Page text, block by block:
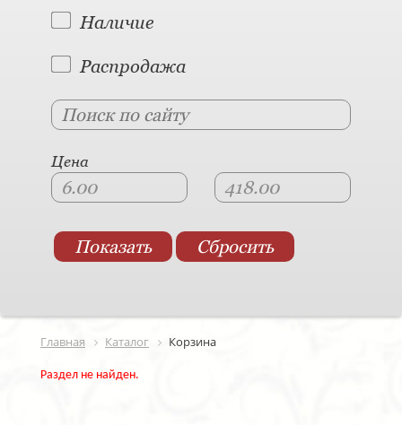
Наличие
Распродажа
Цена
Главная Каталог Корзина
Раздел не найден.